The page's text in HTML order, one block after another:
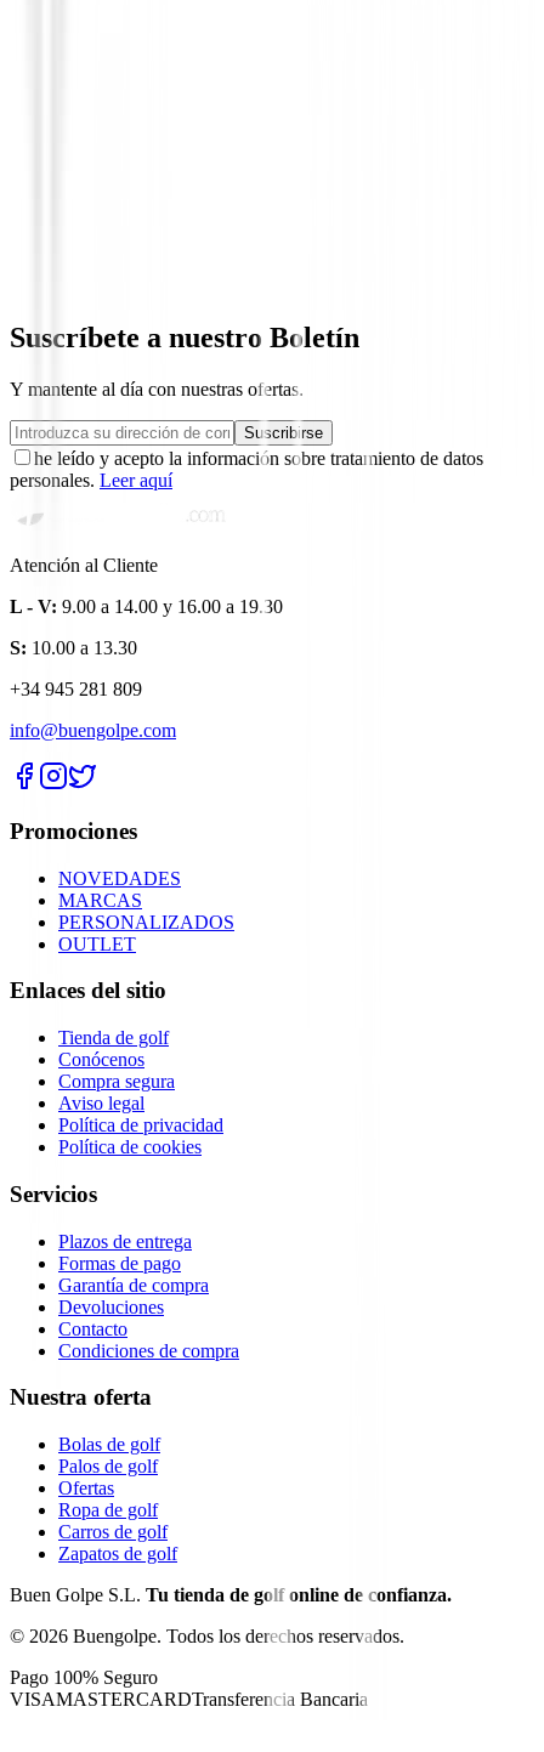
Suscríbete a nuestro Boletín
Y mantente al día con nuestras ofertas.
Suscribirse
he leído y acepto la información sobre tratamiento de datos
personales. Leer aquí
Atención al Cliente
L - V: 9.00 a 14.00 y 16.00 a 19.30
S: 10.00 a 13.30
+34 945 281 809
info@buengolpe.com
Promociones
NOVEDADES
MARCAS
PERSONALIZADOS
OUTLET
Enlaces del sitio
Tienda de golf
Conócenos
Compra segura
Aviso legal
Política de privacidad
Política de cookies
Servicios
Plazos de entrega
Formas de pago
Garantía de compra
Devoluciones
Contacto
Condiciones de compra
Nuestra oferta
Bolas de golf
Palos de golf
Ofertas
Ropa de golf
Carros de golf
Zapatos de golf
Buen Golpe S.L. Tu tienda de golf online de confianza.
© 2026 Buengolpe. Todos los derechos reservados.
Pago 100% Seguro
VISAMASTERCARDTransferencia Bancaria